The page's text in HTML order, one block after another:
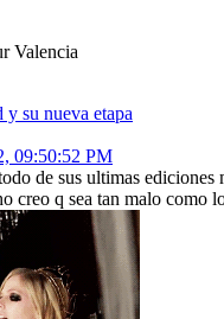
Valencia
su nueva etapa
09:50:52 PM
de sus ultimas ediciones
creo q sea tan malo como